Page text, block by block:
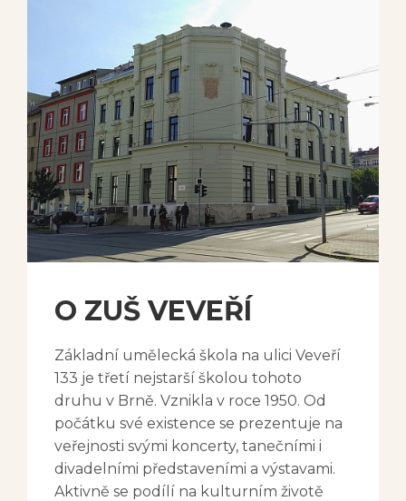
O ZUŠ VEVEŘÍ
Základní umělecká škola na ulici Veveří
133 je třetí nejstarší školou tohoto
druhu v Brně. Vznikla v roce 1950. Od
počátku své existence se prezentuje na
veřejnosti svými koncerty, tanečními i
divadelními představeními a výstavami.
Aktivně se podílí na kulturním životě